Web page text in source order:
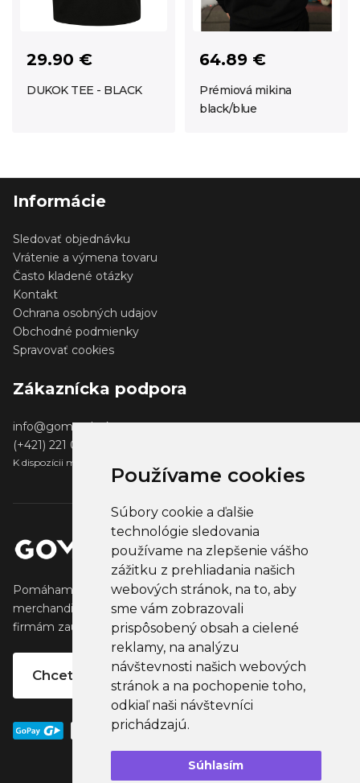
Používame cookies
Súbory cookie a ďalšie
technológie sledovania
používame na zlepšenie vášho
zážitku z prehliadania našich
webových stránok, na to, aby
sme vám zobrazovali
prispôsobený obsah a cielené
reklamy, na analýzu
návštevnosti našich webových
stránok a na pochopenie toho,
odkiaľ naši návštevníci
prichádzajú.
Súhlasím
29.90 €
DUKOK TEE - BLACK
64.89 €
Prémiová mikina
black/blue
Informácie
Sledovať objednávku
Vrátenie a výmena tovaru
Často kladené otázky
Kontakt
Ochrana osobných udajov
Obchodné podmienky
Spravovať cookies
Zákaznícka podpora
info@gomerch.sk
(+421) 221 001 000
K dispozícii medzi 13:00 - 14:00
Pomáhame tvorcom vytvárať a predávať obľúbený
merchandise, ktorý oslovuje ich fanúšikov. Pomáhame
firmám zaujať ich klientov, partnertov a zamestnancov.
Chcete vlastný merchandise?